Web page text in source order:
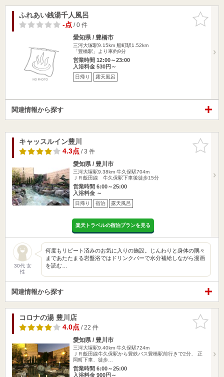
お気に入
りに追加
ふれあい銭湯千人風呂
-点/ 0 件
愛知県 / 豊橋市
三河大塚駅9.15km 船町駅1.52km
「豊橋駅」より車約9分
営業時間 12:00～23:00
入浴料金 530円～
日帰り 露天風呂
関連情報から探す
お気に入
りに追加
キャッスルイン豊川
4.3点/ 3 件
愛知県 / 豊川市
三河大塚駅9.38km 牛久保駅704m
ＪＲ飯田線 牛久保駅下車後徒歩15分
営業時間 6:00～25:00
入浴料金 ～
日帰り 宿泊 露天風呂
楽天トラベルの宿泊プランを見る
30代 女
性
何度もリピート済みのお気に入りの施設。じんわりと身体の隅々
まであたたまる岩盤浴ではドリンクバーで水分補給しながら漫画
を読む…
関連情報から探す
お気に入
りに追加
コロナの湯 豊川店
4.0点/ 22 件
愛知県 / 豊川市
三河大塚駅9.40km 牛久保駅724m
ＪＲ飯田線牛久保駅から豊鉄バス豊橋駅前行きで2分、 正
岡町下車、徒歩…
営業時間 6:00～25:00
入浴料金 900円～